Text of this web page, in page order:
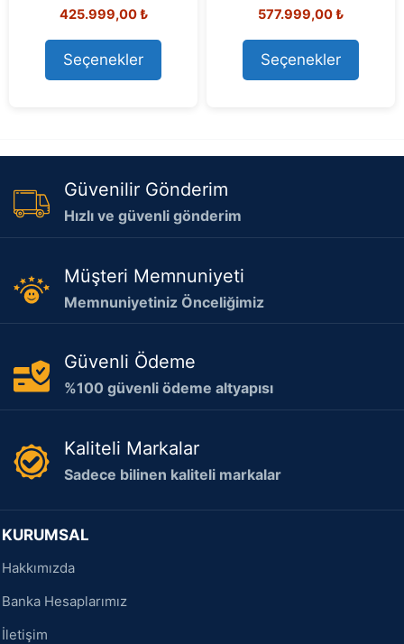
0
o
u
t
o
f
Orijinal
475.478,70 ₺.
425.999,00₺Şu
Seçenekler
0
o
u
t
o
f
Orijinal
600.128,56 ₺.
577.999,00₺Şu
Seçenekler
Güvenilir Gönderim
Hızlı ve güvenli gönderim
Müşteri Memnuniyeti
Memnuniyetiniz Önceliğimiz
Güvenli Ödeme
%100 güvenli ödeme altyapısı
Kaliteli Markalar
Sadece bilinen kaliteli markalar
KURUMSAL
Hakkımızda
Banka Hesaplarımız
İletişim